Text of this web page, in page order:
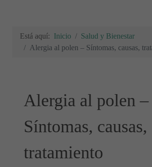
Está aquí: Inicio
Salud y Bienestar
Alergia al polen – Síntomas, causas,
Alergia al polen –
Síntomas, causas,
tratamiento